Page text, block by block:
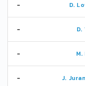
- D.
- D.
-
- J.